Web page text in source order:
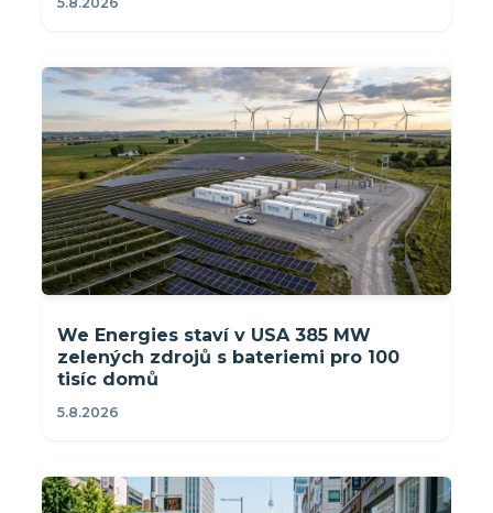
We Energies staví v USA 385 MW
zelených zdrojů s bateriemi pro 100
tisíc domů
5.8.2026